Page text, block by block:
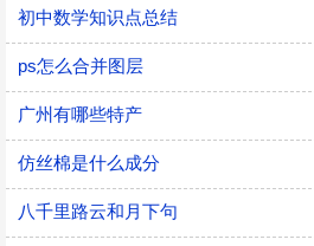
初中数学知识点总结
ps怎么合并图层
广州有哪些特产
仿丝棉是什么成分
八千里路云和月下句